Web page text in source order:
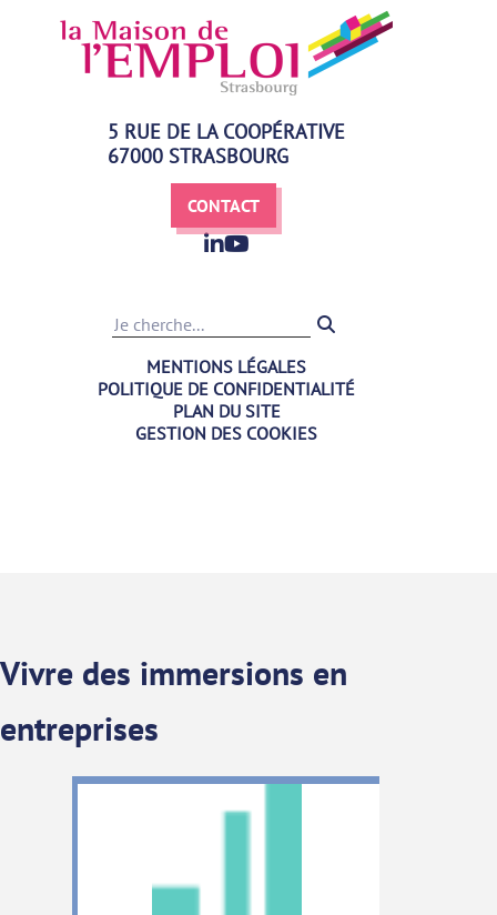
5 RUE DE LA COOPÉRATIVE
67000 STRASBOURG
CONTACT
Recherche
MENTIONS LÉGALES
POLITIQUE DE CONFIDENTIALITÉ
PLAN DU SITE
GESTION DES COOKIES
Vivre des immersions en
entreprises